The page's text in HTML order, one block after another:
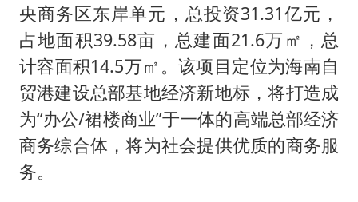
国民党推出AI发言人“郑小文”
A股收盘：三大指数均涨超1%
如何把百年大党建设得更加坚强有力？
央商务区东岸单元，总投资31.31亿元，
占地面积39.58亩，总建面21.6万㎡，总
计容面积14.5万㎡。该项目定位为海南自
贸港建设总部基地经济新地标，将打造成
为“办公/裙楼商业”于一体的高端总部经济
商务综合体，将为社会提供优质的商务服
务。